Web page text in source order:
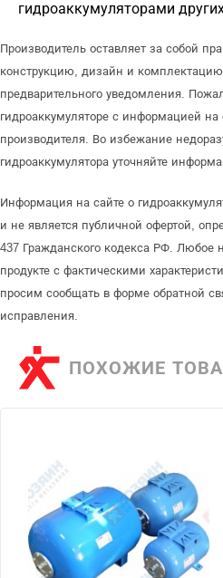
гидроаккумуляторами
Производитель оставляет за собой
конструкцию, дизайн и комплектацию
предварительного уведомления.
гидроаккумуляторе с информацией
производителя. Во избежание
гидроаккумулятора уточняйте
Информация на сайте о
и не является публичной офертой,
437 Гражданского кодекса РФ. Любое
продукте с фактическими
просим сообщать в форме обратной
исправления.
ПОХОЖИЕ